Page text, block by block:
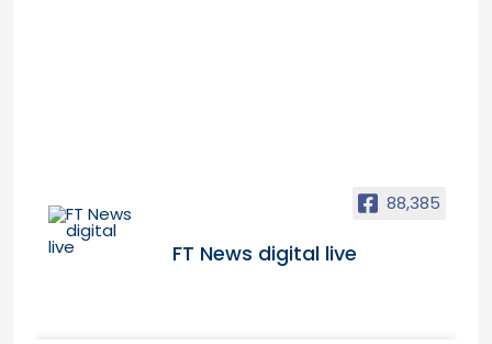
88,385
FT News digital live